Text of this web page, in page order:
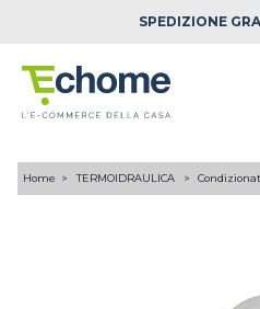
SPEDIZIONE
Home TERMOIDRAULICA